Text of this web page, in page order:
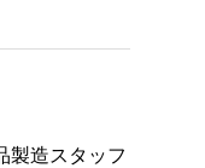
製造スタッフ